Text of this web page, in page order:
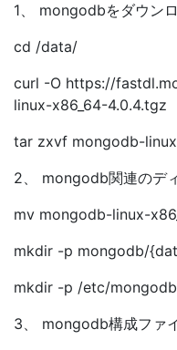
1、 mongodbをダウン
cd /data/
curl -O https://
linux-x86_64-4.0.4.tgz
tar zxvf mongodb-
2、 mongodb関連のデ
mv mongodb-linux-
mkdir -p mongodb/
mkdir -p /etc/mongodb
3、 mongodb構成ファ